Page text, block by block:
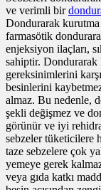
ve verimli bir
Dondurarak
farmasötik
enjeksiyon ilaçları,
sahiptir. Dondurarak
gereksinimlerini
besinlerini
almaz. Bu nedenle,
şekli değişmez ve
görünür ve iyi
sebzeler tüketicilere
taze sebzelere çok
yemeye gerek
veya gıda katkı